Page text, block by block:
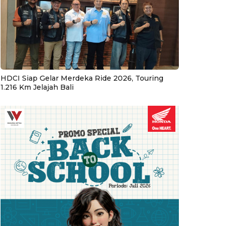
HDCI Siap Gelar Merdeka Ride 2026, Touring
1.216 Km Jelajah Bali